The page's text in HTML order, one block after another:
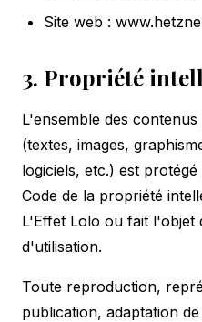
Site web :
3. Propriété
L'ensemble des
(textes, images,
logiciels, etc.) est
Code de la propriété
L'Effet Lolo ou fait l'objet
d'utilisation.
Toute reproduction,
publication, adaptation